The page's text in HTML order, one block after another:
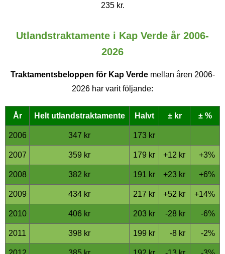
235 kr.
Utlandstraktamente i Kap Verde år 2006-
2026
Traktamentsbeloppen för Kap Verdemellan åren 2006-
2026 har varit följande:
År Helt utlands­traktamente Halvt ± kr ± %
2006 347 kr 173 kr
2007 359 kr 179 kr +12 kr +3%
2008 382 kr 191 kr +23 kr +6%
2009 434 kr 217 kr +52 kr +14%
2010 406 kr 203 kr -28 kr -6%
2011 398 kr 199 kr -8 kr -2%